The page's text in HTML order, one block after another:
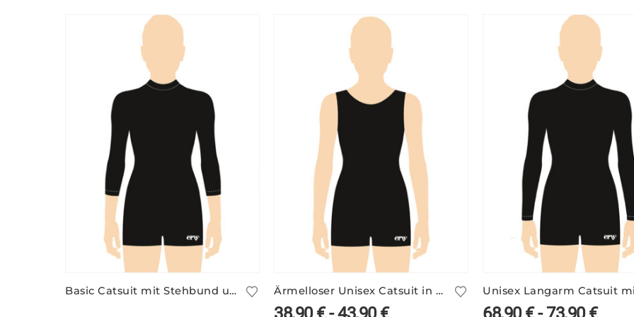
Basic Catsuit mit Stehbund und 3/4 Arm Ärmelloser Unisex Catsuit in vielen Farben